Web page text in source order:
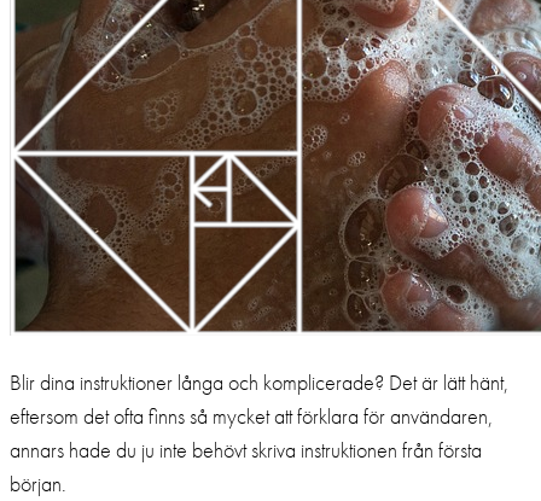
Blir dina instruktioner långa och komplicerade? Det är lätt hänt,
eftersom det ofta finns så mycket att förklara för användaren,
annars hade du ju inte behövt skriva instruktionen från första
början.